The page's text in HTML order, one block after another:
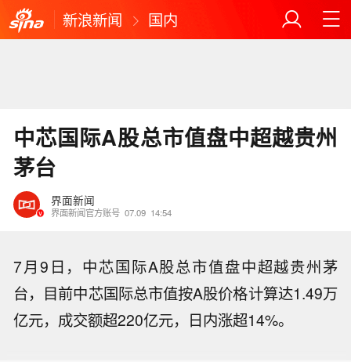
新浪新闻 国内
中芯国际A股总市值盘中超越贵州
茅台
界面新闻
界面新闻官方账号 07.09 14:54
7月9日，中芯国际A股总市值盘中超越贵州茅
台，目前中芯国际总市值按A股价格计算达1.49万
亿元，成交额超220亿元，日内涨超14%。